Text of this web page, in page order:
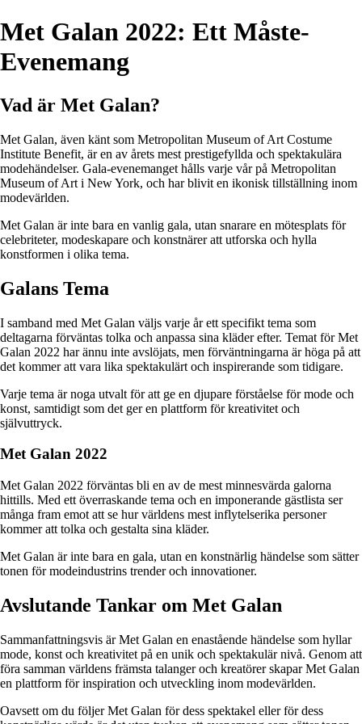
Met Galan 2022: Ett Måste-
Evenemang
Vad är Met Galan?
Met Galan, även känt som Metropolitan Museum of Art Costume
Institute Benefit, är en av årets mest prestigefyllda och spektakulära
modehändelser. Gala-evenemanget hålls varje vår på Metropolitan
Museum of Art i New York, och har blivit en ikonisk tillställning inom
modevärlden.
Met Galan är inte bara en vanlig gala, utan snarare en mötesplats för
celebriteter, modeskapare och konstnärer att utforska och hylla
konstformen i olika tema.
Galans Tema
I samband med Met Galan väljs varje år ett specifikt tema som
deltagarna förväntas tolka och anpassa sina kläder efter. Temat för Met
Galan 2022 har ännu inte avslöjats, men förväntningarna är höga på att
det kommer att vara lika spektakulärt och inspirerande som tidigare.
Varje tema är noga utvalt för att ge en djupare förståelse för mode och
konst, samtidigt som det ger en plattform för kreativitet och
självuttryck.
Met Galan 2022
Met Galan 2022 förväntas bli en av de mest minnesvärda galorna
hittills. Med ett överraskande tema och en imponerande gästlista ser
många fram emot att se hur världens mest inflytelserika personer
kommer att tolka och gestalta sina kläder.
Met Galan är inte bara en gala, utan en konstnärlig händelse som sätter
tonen för modeindustrins trender och innovationer.
Avslutande Tankar om Met Galan
Sammanfattningsvis är Met Galan en enastående händelse som hyllar
mode, konst och kreativitet på en unik och spektakulär nivå. Genom att
föra samman världens främsta talanger och kreatörer skapar Met Galan
en plattform för inspiration och utveckling inom modevärlden.
Oavsett om du följer Met Galan för dess spektakel eller för dess